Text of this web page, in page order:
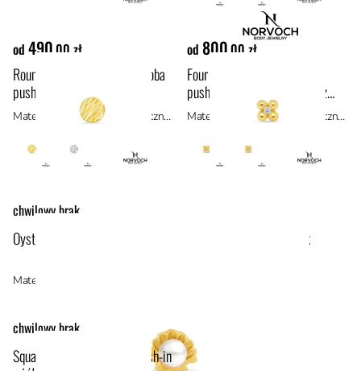
od 490,00 zł
Round disc diamond cut ozdoba
push-in z żółtego złota 14k
Materiał: materiały hipoalergiczne, złoto 14k
od 800,00 zł
Four beads with gem ozdoba
push-in z żółtego złota 14k z
cyrkonią
Materiał: materiały hipoalergiczne, złoto 14k
chwilowy brak
Oyster with genuine pearl ozdoba push-in z żółtego złota 14k
Materiał: materiały hipoalergiczne, złoto 14k
chwilowy brak
Square with bead ozdoba push-in